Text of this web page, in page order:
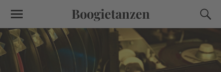
Boogietanzen